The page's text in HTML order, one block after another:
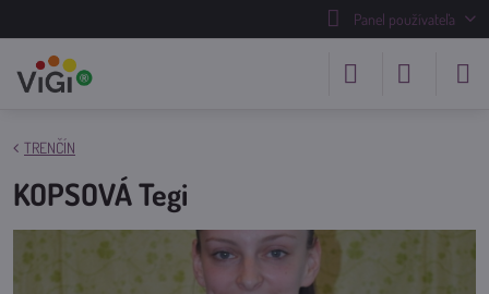
Panel používateľa
TRENČÍN
KOPSOVÁ Tegi